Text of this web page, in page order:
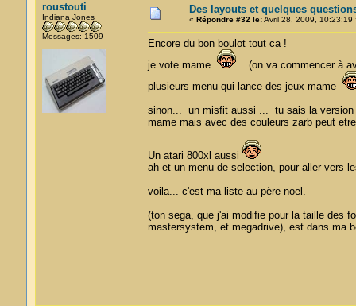
roustouti
Indiana Jones
Messages: 1509
Des layouts et quelques
« Répondre #32 le:Avril 28, 2009, 10:23:19
Encore du bon boulot tout ca !
je vote mame
(on va commencer à
plusieurs menu qui lance des jeux mame
sinon... un misfit aussi ... tu sais la version
mame mais avec des couleurs zarb peut
Un atari 800xl aussi
ah et un menu de selection, pour aller vers
voila... c'est ma liste au père noel.
(ton sega, que j'ai modifie pour la taille des
mastersystem, et megadrive), est dans ma